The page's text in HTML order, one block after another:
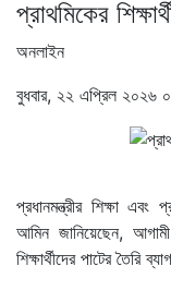
প্রাথমিকের
অনলাইন
বুধবার, ২২ এপ্রিল ২০২৬
প্রধানমন্ত্রীর শিক্ষা এবং
আমিন জানিয়েছেন,
শিক্ষার্থীদের পাটের তৈরি